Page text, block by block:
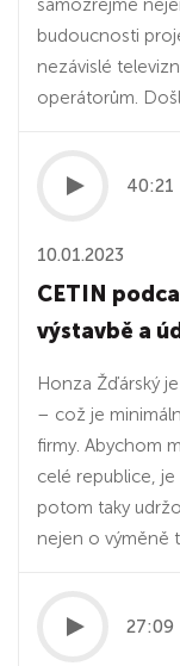
samozřejmě
budoucnosti
nezávislé
operátorům.
40:21
10.01.2023
CETIN
výstavbě a
Honza Žďárský
– což je
firmy. Abychom
celé republice,
potom taky
nejen o výměně
27:09